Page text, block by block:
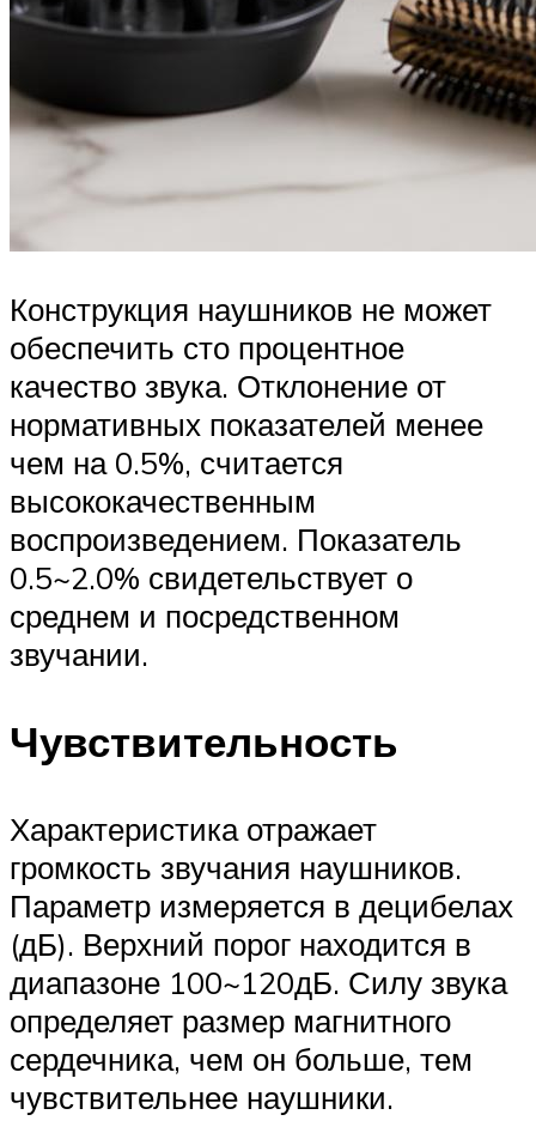
Конструкция наушников не может
обеспечить сто процентное
качество звука. Отклонение от
нормативных показателей менее
чем на 0.5%, считается
высококачественным
воспроизведением. Показатель
0.5~2.0% свидетельствует о
среднем и посредственном
звучании.
Чувствительность
Характеристика отражает
громкость звучания наушников.
Параметр измеряется в децибелах
(дБ). Верхний порог находится в
диапазоне 100~120дБ. Силу звука
определяет размер магнитного
сердечника, чем он больше, тем
чувствительнее наушники.